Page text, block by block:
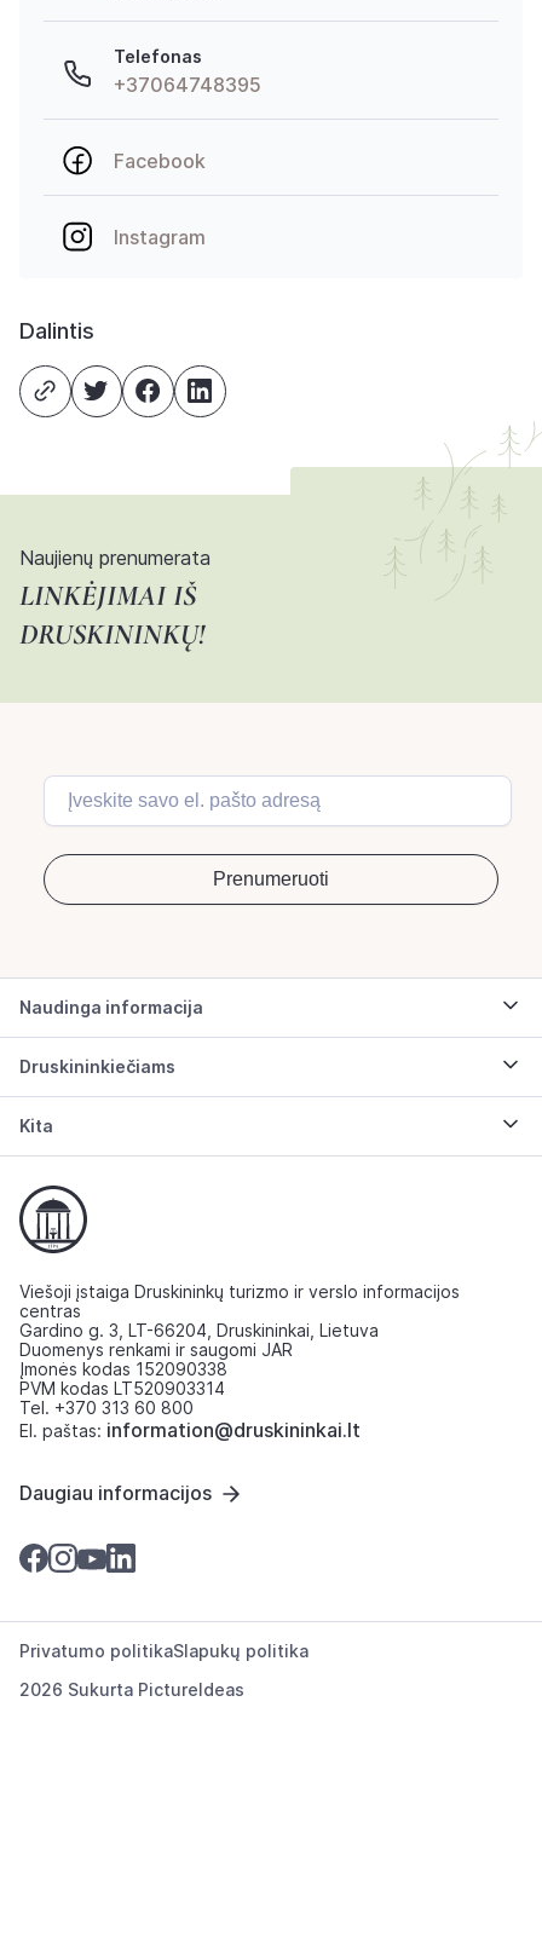
Telefonas
+37064748395
Facebook
Instagram
Dalintis
Naujienų prenumerata
LINKĖJIMAI IŠ
DRUSKININKŲ!
Naudinga informacija
Druskininkiečiams
Kita
Viešoji įstaiga Druskininkų turizmo ir verslo informacijos
centras
Gardino g. 3, LT-66204, Druskininkai, Lietuva
Duomenys renkami ir saugomi JAR
Įmonės kodas 152090338
PVM kodas LT520903314
Tel. +370 313 60 800
El. paštas: information@druskininkai.lt
Daugiau informacijos
2026 Sukurta PictureIdeas
Privatumo politikaSlapukų politika